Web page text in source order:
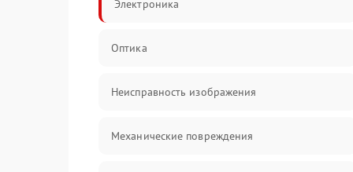
Электроника
Оптика
Неисправность изображения
Механические повреждения